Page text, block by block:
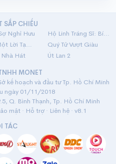
SẮP CHIẾU
Nghỉ Hưu
Hộ Linh Tráng Sĩ: Bí Ẩn Mộ Vua Đinh
Mãi Nợ Một Lời Tạm Biệt
Quý Tử Vượt Giàu
Hát
Út Lan 2
MONET
kế hoạch và đầu tư Tp. Hồ Chí Minh
ngày 01/11/2018
Q. Bình Thạnh, Tp. Hồ Chí Minh
mật · Hỗ trợ · Liên hệ · v8.1
TÁC